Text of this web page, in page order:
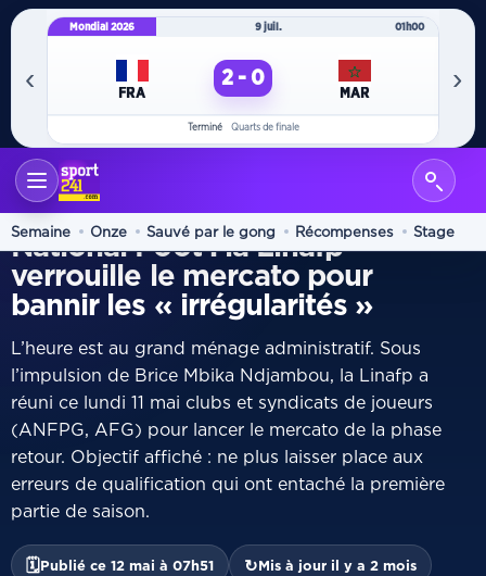
‹
Mondial 2026 9 juil. 01h00
FRA
2 - 0
MAR
Terminé Quarts de finale
›
Semaine Onze Sauvé par le gong Récompenses Stage
ACCUEIL
MERCATO
National Foot : la Linafp
verrouille le mercato pour
bannir les « irrégularités »
L’heure est au grand ménage administratif. Sous
l’impulsion de Brice Mbika Ndjambou, la Linafp a
réuni ce lundi 11 mai clubs et syndicats de joueurs
(ANFPG, AFG) pour lancer le mercato de la phase
retour. Objectif affiché : ne plus laisser place aux
erreurs de qualification qui ont entaché la première
partie de saison.
🗓Publié ce 12 mai à 07h51 ↻Mis à jour il y a 2 mois